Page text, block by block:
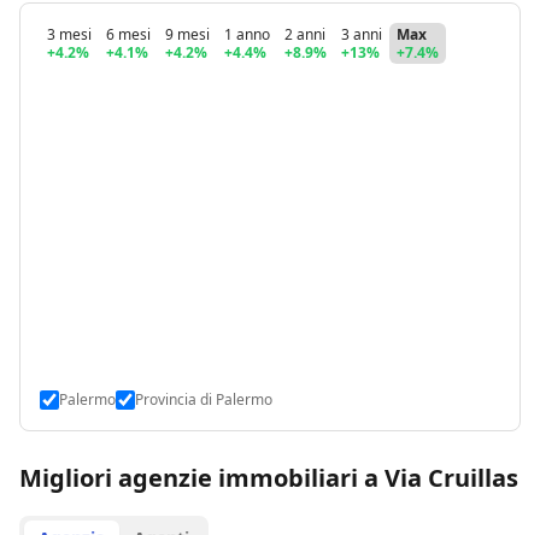
3 mesi
+4.2%
6 mesi
+4.1%
9 mesi
+4.2%
1 anno
+4.4%
2 anni
+8.9%
3 anni
+13%
Max
+7.4%
Palermo Provincia di Palermo
Migliori agenzie immobiliari a Via Cruillas